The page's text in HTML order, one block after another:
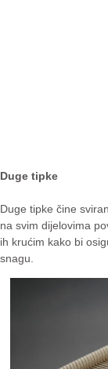
Duge tipke
Duge tipke čine
na svim dijelovima
ih krućim kako bi
snagu.